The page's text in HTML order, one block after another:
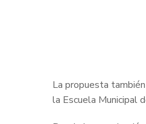
La propuesta
la Escuela Municipal